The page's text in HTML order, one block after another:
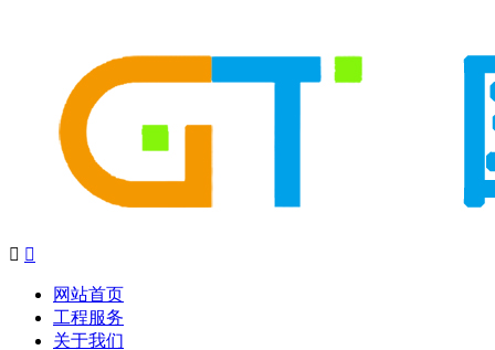
 
网站首页
工程服务
关于我们